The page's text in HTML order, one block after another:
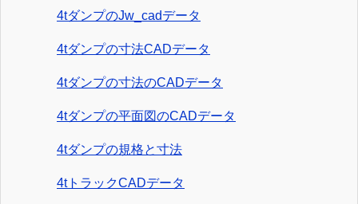
4tダンプのJw_cadデータ
4tダンプの寸法CADデータ
4tダンプの寸法のCADデータ
4tダンプの平面図のCADデータ
4tダンプの規格と寸法
4tトラックCADデータ